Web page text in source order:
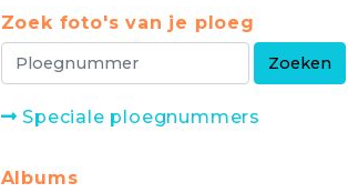
Zoek foto's van je ploeg
Speciale ploegnummers
Albums